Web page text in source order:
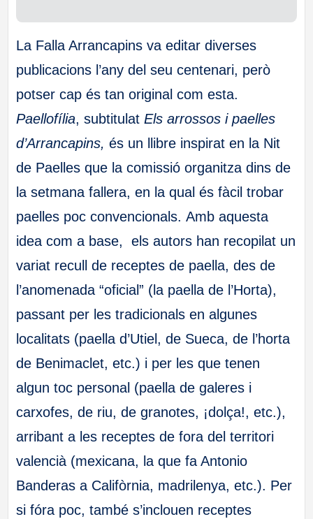
La Falla Arrancapins va editar diverses
publicacions l’any del seu centenari, però
potser cap és tan original com esta.
Paellofília, subtitulatEls arrossos i paelles
d’Arrancapins, és un llibre inspirat en la Nit
de Paelles que la comissió organitza dins de
la setmana fallera, en la qual és fàcil trobar
paelles poc convencionals. Amb aquesta
idea com a base, els autors han recopilat un
variat recull de receptes de paella, des de
l’anomenada “oficial” (la paella de l’Horta),
passant per les tradicionals en algunes
localitats (paella d’Utiel, de Sueca, de l’horta
de Benimaclet, etc.) i per les que tenen
algun toc personal (paella de galeres i
carxofes, de riu, de granotes, ¡dolça!, etc.),
arribant a les receptes de fora del territori
valencià (mexicana, la que fa Antonio
Banderas a Califòrnia, madrilenya, etc.). Per
si fóra poc, també s’inclouen receptes